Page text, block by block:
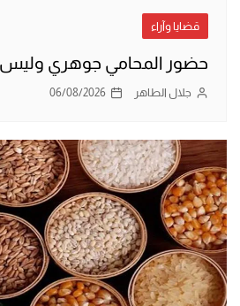
قضايا وآراء
حضور المحامي جوهري وليس
جلال الطاهر 06/08/2026